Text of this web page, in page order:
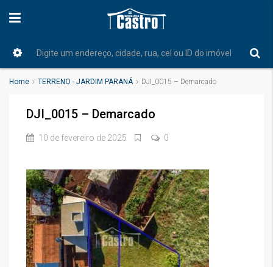
Home TERRENO - JARDIM PARANÁ DJI_0015 – Demarcado
DJI_0015 – Demarcado
10 de fevereiro de 2025 0